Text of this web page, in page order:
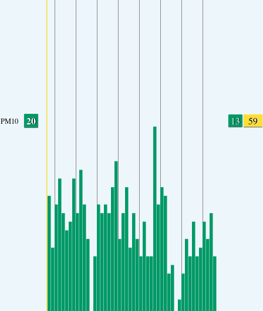
PM10 20 13 59